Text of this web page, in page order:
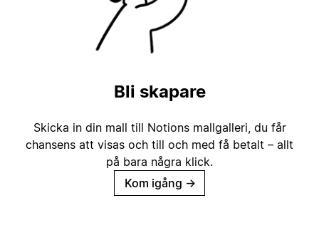
Bli skapare
Skicka in din mall till Notions mallgalleri, du får
chansens att visas och till och med få betalt – allt
på bara några klick.
Kom igång →